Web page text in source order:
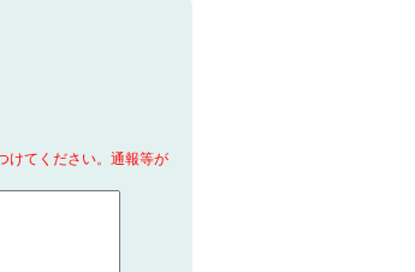
けてください。通報等が